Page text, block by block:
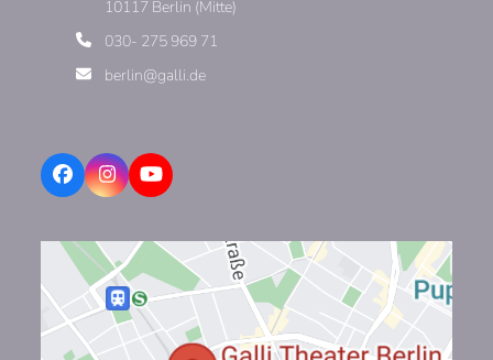
10117 Berlin (Mitte)
030- 275 969 71
berlin@galli.de
FacebookInstagramYouTube